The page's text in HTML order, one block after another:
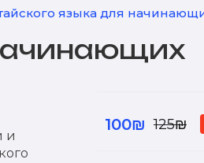
языка для
и
100₪ 125₪